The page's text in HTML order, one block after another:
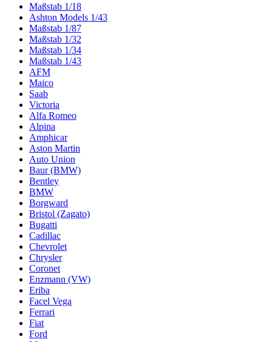
Maßstab 1/18
Ashton Models 1/43
Maßstab 1/87
Maßstab 1/32
Maßstab 1/34
Maßstab 1/43
AFM
Maico
Saab
Victoria
Alfa Romeo
Alpina
Amphicar
Aston Martin
Auto Union
Baur (BMW)
Bentley
BMW
Borgward
Bristol (Zagato)
Bugatti
Cadillac
Chevrolet
Chrysler
Coronet
Enzmann (VW)
Eriba
Facel Vega
Ferrari
Fiat
Ford